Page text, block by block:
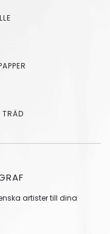
artister till dina